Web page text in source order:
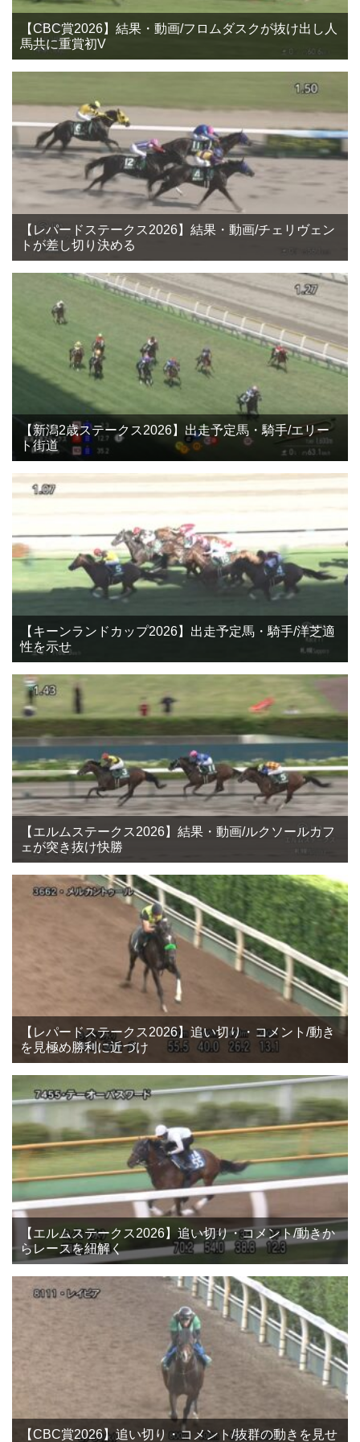
【CBC賞2026】結果・動画/フロムダスクが抜け出し人
馬共に重賞初V
【レパードステークス2026】結果・動画/チェリヴェン
トが差し切り決める
【新潟2歳ステークス2026】出走予定馬・騎手/エリー
ト街道
【キーンランドカップ2026】出走予定馬・騎手/洋芝適
性を示せ
【エルムステークス2026】結果・動画/ルクソールカフ
ェが突き抜け快勝
【レパードステークス2026】追い切り・コメント/動き
を見極め勝利に近づけ
【エルムステークス2026】追い切り・コメント/動きか
らレースを紐解く
【CBC賞2026】追い切り・コメント/抜群の動きを見せ